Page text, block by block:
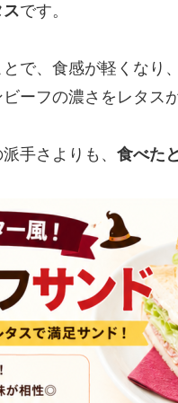
スです。
で、食感が軽くなり
ーフの濃さをレタス
手さよりも、 食べた